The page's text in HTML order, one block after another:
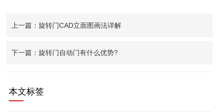
上一篇：旋转门CAD立面图画法详解
下一篇：旋转门自动门有什么优势?
本文标签